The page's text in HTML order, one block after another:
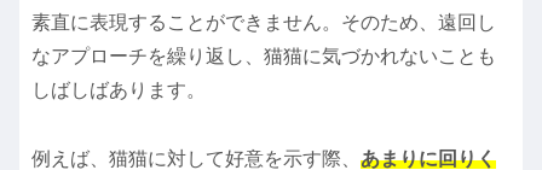
素直に表現することができません。そのため、遠回し
なアプローチを繰り返し、猫猫に気づかれないことも
しばしばあります。
例えば、猫猫に対して好意を示す際、 あまりに回りく